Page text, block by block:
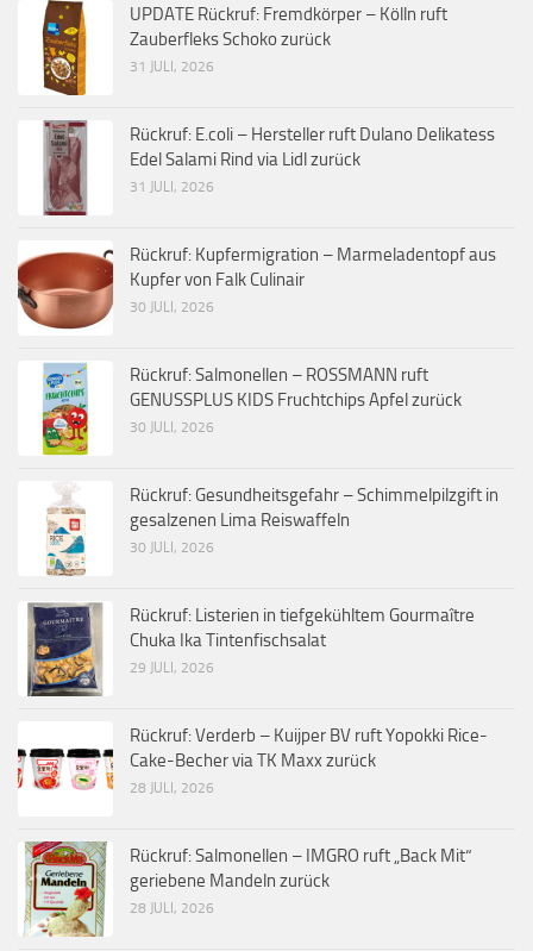
UPDATE Rückruf: Fremdkörper – Kölln ruft
Zauberfleks Schoko zurück
31 JULI, 2026
Rückruf: E.coli – Hersteller ruft Dulano Delikatess
Edel Salami Rind via Lidl zurück
31 JULI, 2026
Rückruf: Kupfermigration – Marmeladentopf aus
Kupfer von Falk Culinair
30 JULI, 2026
Rückruf: Salmonellen – ROSSMANN ruft
GENUSSPLUS KIDS Fruchtchips Apfel zurück
30 JULI, 2026
Rückruf: Gesundheitsgefahr – Schimmelpilzgift in
gesalzenen Lima Reiswaffeln
30 JULI, 2026
Rückruf: Listerien in tiefgekühltem Gourmaître
Chuka Ika Tintenfischsalat
29 JULI, 2026
Rückruf: Verderb – Kuijper BV ruft Yopokki Rice-
Cake-Becher via TK Maxx zurück
28 JULI, 2026
Rückruf: Salmonellen – IMGRO ruft „Back Mit“
geriebene Mandeln zurück
28 JULI, 2026